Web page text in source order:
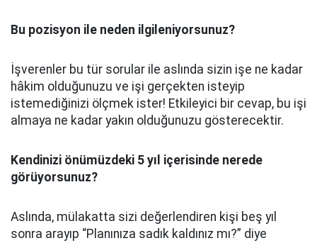
Bu pozisyon ile neden ilgileniyorsunuz?
İşverenler bu tür sorular ile aslında sizin işe ne kadar
hâkim olduğunuzu ve işi gerçekten isteyip
istemediğinizi ölçmek ister! Etkileyici bir cevap, bu işi
almaya ne kadar yakın olduğunuzu gösterecektir.
Kendinizi önümüzdeki 5 yıl içerisinde nerede
görüyorsunuz?
Aslında, mülakatta sizi değerlendiren kişi beş yıl
sonra arayıp “Planınıza sadık kaldınız mı?” diye